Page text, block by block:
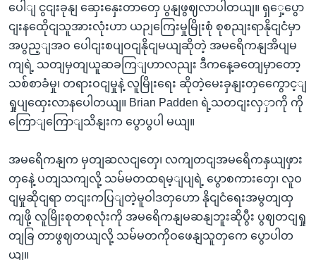
ပေါျ ငွငျးခုနျ ဆှေးနှေးတာတှေ ပွနျဖွဈလာပါတယျ။ ရှှေ့ပွော
ငျးနထေိုငျသူအားလုံးဟာ ယဉျကြေးမှုမြိုးစုံ စုစညျးရာနိုငျငံမှာ
အပွည့ျအဝ ပေါငျးစပျဝငျနိုငျမယျဆိုတဲ့ အမရေိကနျအိပျမ
ကျရဲ့ သတျမှတျယူဆခကြျဟာလညျး ဒီကနေ့ခတျေမှာတော့
သစ်စာခံမှု၊ တရားဝငျမှုနဲ့ လူမြိုးရေး ဆိုတဲ့မေးခှနျးတှကွေောင့ျ
ရှုပျထှေးလာနပေါတယျ။ Brian Padden ရဲ့သတငျးလှှာကို ကို
ကြောျကြောျသိနျးက ပွောပွပါ မယျ။
အမရေိကနျက မှတျဆလငျတှေ၊ လကျတငျအမရေိကနှယျဖှား
တှနေဲ့ ပတျသကျလို့ သမ်မတထရမ့ျပျရဲ့ ပွောစကားတှေ၊ လူဝ
ငျမှုဆိုငျရာ တငျးကပြျတဲ့မူဝါဒတှဟော နိုငျငံရေးအမွတျထှ
ကျဖို့ လူမြိုးစုတစုလုံးကို အမရေိကနျမဆနျဘူးဆိုပွီး ပွဈတငျရှု
တျခြ တာဖွဈတယျလို့ သမ်မတကိုဝဖေနျသူတှကေ ပွောပါတ
ယျ။